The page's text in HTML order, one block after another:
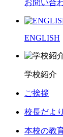
お問い合
ENGLISH
学校紹介
ご挨拶
校長だよ
本校の教